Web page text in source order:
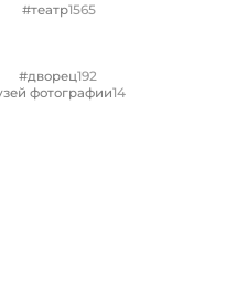
#театр1565
#дворец192
фотографии14